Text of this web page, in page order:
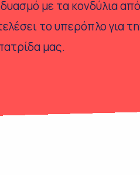
με τα κονδύλια
το υπερόπλο για
μας.